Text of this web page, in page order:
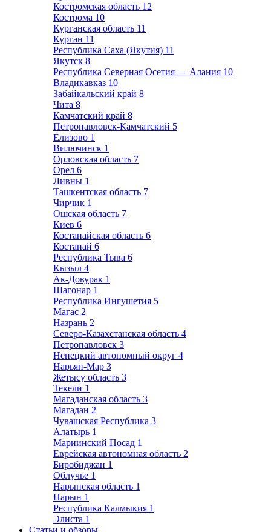
Костромская область 12
Кострома 10
Курганская область 11
Курган 11
Республика Саха (Якутия) 11
Якутск 8
Республика Северная Осетия — Алания 10
Владикавказ 10
Забайкальский край 8
Чита 8
Камчатский край 8
Петропавловск-Камчатский 5
Елизово 1
Вилючинск 1
Орловская область 7
Орел 6
Ливны 1
Ташкентская область 7
Чирчик 1
Ошская область 7
Киев 6
Костанайская область 6
Костанай 6
Республика Тыва 6
Кызыл 4
Ак-Довурак 1
Шагонар 1
Республика Ингушетия 5
Магас 2
Назрань 2
Северо-Казахстанская область 4
Петропавловск 3
Ненецкий автономный округ 4
Нарьян-Мар 3
Жетысу область 3
Текели 1
Магаданская область 3
Магадан 2
Чувашская Республика 3
Алатырь 1
Мариинский Посад 1
Еврейская автономная область 2
Биробиджан 1
Облучье 1
Нарынская область 1
Нарын 1
Республика Калмыкия 1
Элиста 1
Статьи и обзоры